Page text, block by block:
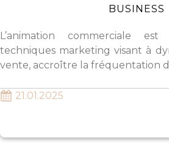
BUSINESS
L’animation commerciale
techniques marketing visant à
vente, accroître la fréquentation
21.01.2025